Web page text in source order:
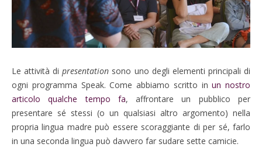
Le attività dipresentation sono uno degli elementi principali di
ogni programma Speak. Come abbiamo scritto inun nostro
articolo qualche tempo fa, affrontare un pubblico per
presentare sé stessi (o un qualsiasi altro argomento) nella
propria lingua madre può essere scoraggiante di per sé, farlo
in una seconda lingua può davvero far sudare sette camicie.